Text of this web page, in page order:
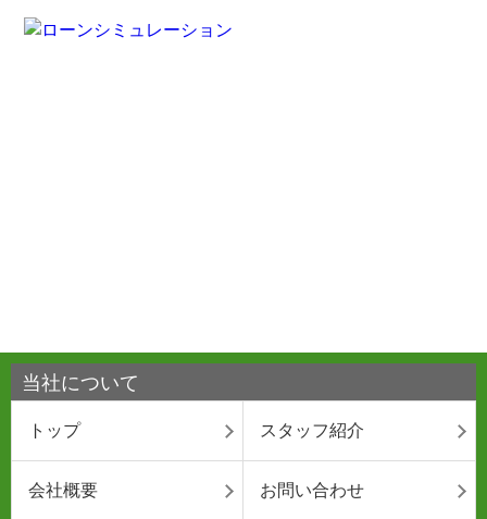
当社について
トップ スタッフ紹介
会社概要 お問い合わせ